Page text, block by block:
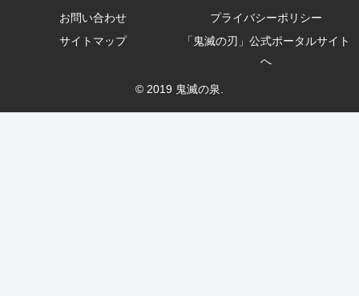
お問い合わせ
プライバシーポリシー
サイトマップ
「鬼滅の刃」公式ポータルサイト
へ
© 2019 鬼滅の泉.